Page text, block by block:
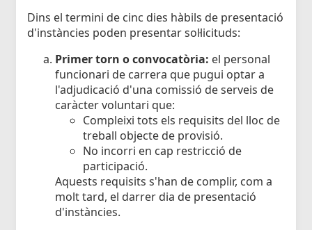
Dins el termini de cinc dies hàbils de presentació
d'instàncies poden presentar sol·licituds:
Primer torn o convocatòria: el personal
funcionari de carrera que pugui optar a
l'adjudicació d'una comissió de serveis de
caràcter voluntari que:
Compleixi tots els requisits del lloc de
treball objecte de provisió.
No incorri en cap restricció de
participació.
Aquests requisits s'han de complir, com a
molt tard, el darrer dia de presentació
d'instàncies.